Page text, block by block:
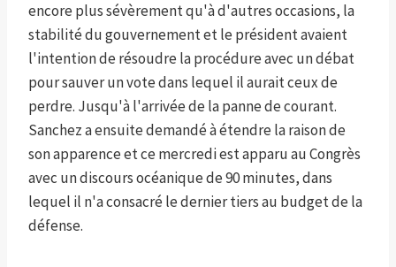
encore plus sévèrement qu'à d'autres occasions, la
stabilité du gouvernement et le président avaient
l'intention de résoudre la procédure avec un débat
pour sauver un vote dans lequel il aurait ceux de
perdre. Jusqu'à l'arrivée de la panne de courant.
Sanchez a ensuite demandé à étendre la raison de
son apparence et ce mercredi est apparu au Congrès
avec un discours océanique de 90 minutes, dans
lequel il n'a consacré le dernier tiers au budget de la
défense.